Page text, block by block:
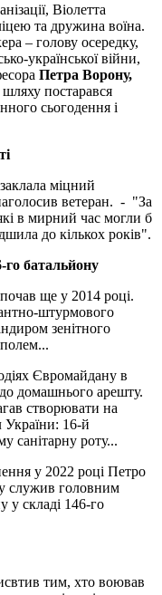
Віолетта
та дружина воїна.
– голову осередку,
української війни,
Петра Ворону,
постарався
сьогодення і
міцний
ветеран. - "За
в мирний час могли б
до кількох років".
батальйону
ще у 2014 році.
штурмового
зенітного
Євромайдану в
домашнього арешту.
створювати на
16-й
санітарну роту...
у 2022 році Петро
служив головним
у складі 146-го
тим, хто воював